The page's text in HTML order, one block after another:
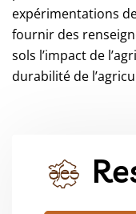
expérimentations
fournir des
sols l’impact de
durabilité de